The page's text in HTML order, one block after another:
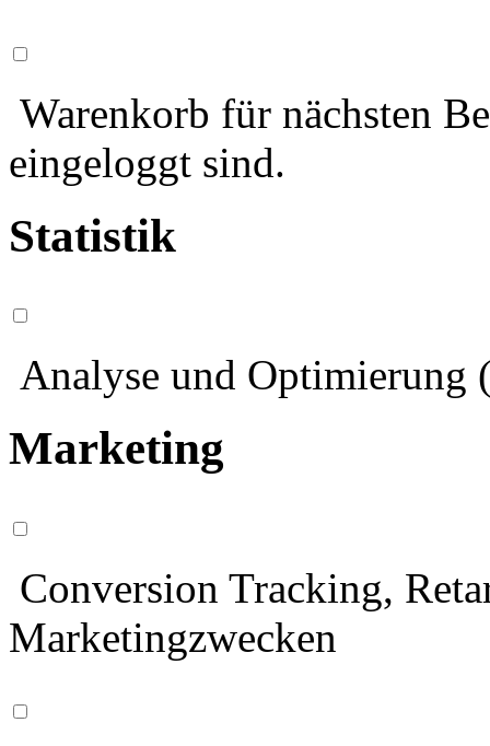
Warenkorb für nächsten
eingeloggt sind.
Statistik
Analyse und Optimierung
Marketing
Conversion Tracking,
Marketingzwecken